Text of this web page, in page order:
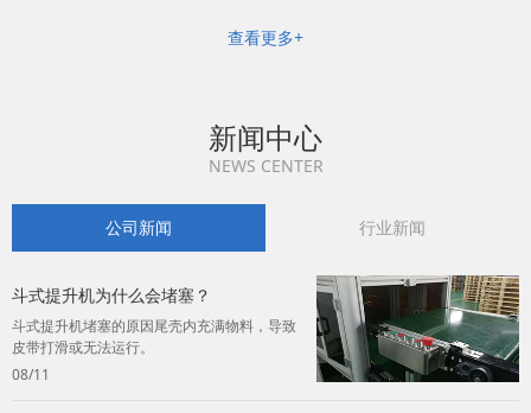
查看更多+
新闻中心
NEWS CENTER
公司新闻 行业新闻
斗式提升机为什么会堵塞？
斗式提升机堵塞的原因尾壳内充满物料，导致
皮带打滑或无法运行。
08/11